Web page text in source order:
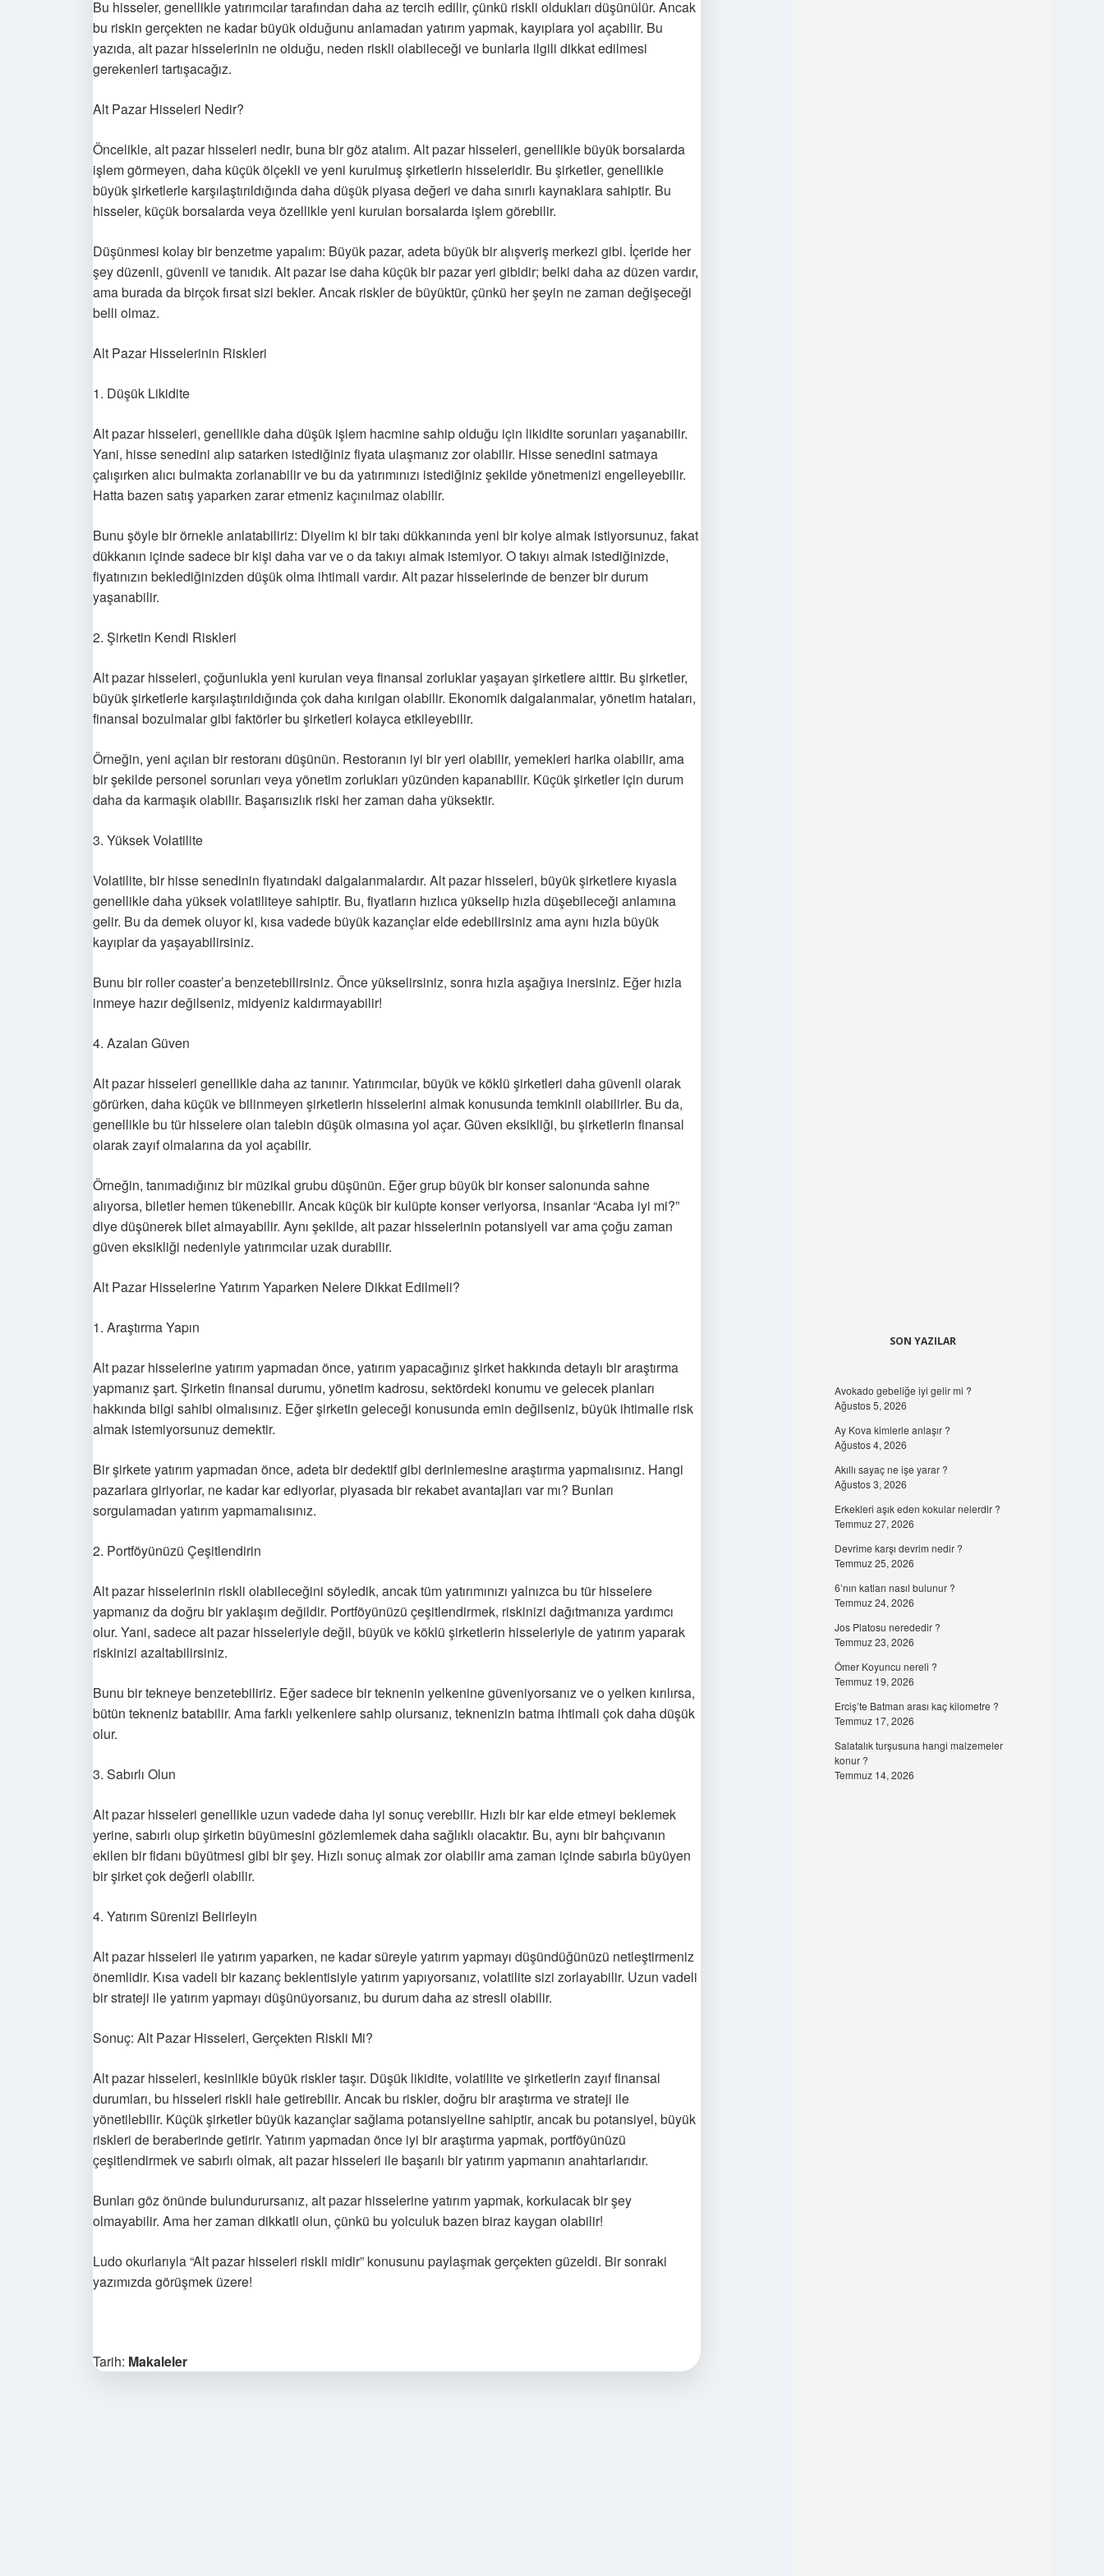
Bu hisseler, genellikle yatırımcılar tarafından daha az tercih edilir, çünkü riskli oldukları düşünülür. Ancak
bu riskin gerçekten ne kadar büyük olduğunu anlamadan yatırım yapmak, kayıplara yol açabilir. Bu
yazıda, alt pazar hisselerinin ne olduğu, neden riskli olabileceği ve bunlarla ilgili dikkat edilmesi
gerekenleri tartışacağız.
Alt Pazar Hisseleri Nedir?
Öncelikle, alt pazar hisseleri nedir, buna bir göz atalım. Alt pazar hisseleri, genellikle büyük borsalarda
işlem görmeyen, daha küçük ölçekli ve yeni kurulmuş şirketlerin hisseleridir. Bu şirketler, genellikle
büyük şirketlerle karşılaştırıldığında daha düşük piyasa değeri ve daha sınırlı kaynaklara sahiptir. Bu
hisseler, küçük borsalarda veya özellikle yeni kurulan borsalarda işlem görebilir.
Düşünmesi kolay bir benzetme yapalım: Büyük pazar, adeta büyük bir alışveriş merkezi gibi. İçeride her
şey düzenli, güvenli ve tanıdık. Alt pazar ise daha küçük bir pazar yeri gibidir; belki daha az düzen vardır,
ama burada da birçok fırsat sizi bekler. Ancak riskler de büyüktür, çünkü her şeyin ne zaman değişeceği
belli olmaz.
Alt Pazar Hisselerinin Riskleri
1. Düşük Likidite
Alt pazar hisseleri, genellikle daha düşük işlem hacmine sahip olduğu için likidite sorunları yaşanabilir.
Yani, hisse senedini alıp satarken istediğiniz fiyata ulaşmanız zor olabilir. Hisse senedini satmaya
çalışırken alıcı bulmakta zorlanabilir ve bu da yatırımınızı istediğiniz şekilde yönetmenizi engelleyebilir.
Hatta bazen satış yaparken zarar etmeniz kaçınılmaz olabilir.
Bunu şöyle bir örnekle anlatabiliriz: Diyelim ki bir takı dükkanında yeni bir kolye almak istiyorsunuz, fakat
dükkanın içinde sadece bir kişi daha var ve o da takıyı almak istemiyor. O takıyı almak istediğinizde,
fiyatınızın beklediğinizden düşük olma ihtimali vardır. Alt pazar hisselerinde de benzer bir durum
yaşanabilir.
2. Şirketin Kendi Riskleri
Alt pazar hisseleri, çoğunlukla yeni kurulan veya finansal zorluklar yaşayan şirketlere aittir. Bu şirketler,
büyük şirketlerle karşılaştırıldığında çok daha kırılgan olabilir. Ekonomik dalgalanmalar, yönetim hataları,
finansal bozulmalar gibi faktörler bu şirketleri kolayca etkileyebilir.
Örneğin, yeni açılan bir restoranı düşünün. Restoranın iyi bir yeri olabilir, yemekleri harika olabilir, ama
bir şekilde personel sorunları veya yönetim zorlukları yüzünden kapanabilir. Küçük şirketler için durum
daha da karmaşık olabilir. Başarısızlık riski her zaman daha yüksektir.
3. Yüksek Volatilite
Volatilite, bir hisse senedinin fiyatındaki dalgalanmalardır. Alt pazar hisseleri, büyük şirketlere kıyasla
genellikle daha yüksek volatiliteye sahiptir. Bu, fiyatların hızlıca yükselip hızla düşebileceği anlamına
gelir. Bu da demek oluyor ki, kısa vadede büyük kazançlar elde edebilirsiniz ama aynı hızla büyük
kayıplar da yaşayabilirsiniz.
Bunu bir roller coaster’a benzetebilirsiniz. Önce yükselirsiniz, sonra hızla aşağıya inersiniz. Eğer hızla
inmeye hazır değilseniz, midyeniz kaldırmayabilir!
4. Azalan Güven
Alt pazar hisseleri genellikle daha az tanınır. Yatırımcılar, büyük ve köklü şirketleri daha güvenli olarak
görürken, daha küçük ve bilinmeyen şirketlerin hisselerini almak konusunda temkinli olabilirler. Bu da,
genellikle bu tür hisselere olan talebin düşük olmasına yol açar. Güven eksikliği, bu şirketlerin finansal
olarak zayıf olmalarına da yol açabilir.
Örneğin, tanımadığınız bir müzikal grubu düşünün. Eğer grup büyük bir konser salonunda sahne
alıyorsa, biletler hemen tükenebilir. Ancak küçük bir kulüpte konser veriyorsa, insanlar “Acaba iyi mi?”
diye düşünerek bilet almayabilir. Aynı şekilde, alt pazar hisselerinin potansiyeli var ama çoğu zaman
güven eksikliği nedeniyle yatırımcılar uzak durabilir.
Alt Pazar Hisselerine Yatırım Yaparken Nelere Dikkat Edilmeli?
1. Araştırma Yapın
Alt pazar hisselerine yatırım yapmadan önce, yatırım yapacağınız şirket hakkında detaylı bir araştırma
yapmanız şart. Şirketin finansal durumu, yönetim kadrosu, sektördeki konumu ve gelecek planları
hakkında bilgi sahibi olmalısınız. Eğer şirketin geleceği konusunda emin değilseniz, büyük ihtimalle risk
almak istemiyorsunuz demektir.
Bir şirkete yatırım yapmadan önce, adeta bir dedektif gibi derinlemesine araştırma yapmalısınız. Hangi
pazarlara giriyorlar, ne kadar kar ediyorlar, piyasada bir rekabet avantajları var mı? Bunları
sorgulamadan yatırım yapmamalısınız.
2. Portföyünüzü Çeşitlendirin
Alt pazar hisselerinin riskli olabileceğini söyledik, ancak tüm yatırımınızı yalnızca bu tür hisselere
yapmanız da doğru bir yaklaşım değildir. Portföyünüzü çeşitlendirmek, riskinizi dağıtmanıza yardımcı
olur. Yani, sadece alt pazar hisseleriyle değil, büyük ve köklü şirketlerin hisseleriyle de yatırım yaparak
riskinizi azaltabilirsiniz.
Bunu bir tekneye benzetebiliriz. Eğer sadece bir teknenin yelkenine güveniyorsanız ve o yelken kırılırsa,
bütün tekneniz batabilir. Ama farklı yelkenlere sahip olursanız, teknenizin batma ihtimali çok daha düşük
olur.
3. Sabırlı Olun
Alt pazar hisseleri genellikle uzun vadede daha iyi sonuç verebilir. Hızlı bir kar elde etmeyi beklemek
yerine, sabırlı olup şirketin büyümesini gözlemlemek daha sağlıklı olacaktır. Bu, aynı bir bahçıvanın
ekilen bir fidanı büyütmesi gibi bir şey. Hızlı sonuç almak zor olabilir ama zaman içinde sabırla büyüyen
bir şirket çok değerli olabilir.
4. Yatırım Sürenizi Belirleyin
Alt pazar hisseleri ile yatırım yaparken, ne kadar süreyle yatırım yapmayı düşündüğünüzü netleştirmeniz
önemlidir. Kısa vadeli bir kazanç beklentisiyle yatırım yapıyorsanız, volatilite sizi zorlayabilir. Uzun vadeli
bir strateji ile yatırım yapmayı düşünüyorsanız, bu durum daha az stresli olabilir.
Sonuç: Alt Pazar Hisseleri, Gerçekten Riskli Mi?
Alt pazar hisseleri, kesinlikle büyük riskler taşır. Düşük likidite, volatilite ve şirketlerin zayıf finansal
durumları, bu hisseleri riskli hale getirebilir. Ancak bu riskler, doğru bir araştırma ve strateji ile
yönetilebilir. Küçük şirketler büyük kazançlar sağlama potansiyeline sahiptir, ancak bu potansiyel, büyük
riskleri de beraberinde getirir. Yatırım yapmadan önce iyi bir araştırma yapmak, portföyünüzü
çeşitlendirmek ve sabırlı olmak, alt pazar hisseleri ile başarılı bir yatırım yapmanın anahtarlarıdır.
Bunları göz önünde bulundurursanız, alt pazar hisselerine yatırım yapmak, korkulacak bir şey
olmayabilir. Ama her zaman dikkatli olun, çünkü bu yolculuk bazen biraz kaygan olabilir!
Ludo okurlarıyla “Alt pazar hisseleri riskli midir” konusunu paylaşmak gerçekten güzeldi. Bir sonraki
yazımızda görüşmek üzere!
Tarih: Makaleler
SON YAZILAR
Avokado gebeliğe iyi gelir mi ?
Ağustos 5, 2026
Ay Kova kimlerle anlaşır ?
Ağustos 4, 2026
Akıllı sayaç ne işe yarar ?
Ağustos 3, 2026
Erkekleri aşık eden kokular nelerdir ?
Temmuz 27, 2026
Devrime karşı devrim nedir ?
Temmuz 25, 2026
6’nın katları nasıl bulunur ?
Temmuz 24, 2026
Jos Platosu nerededir ?
Temmuz 23, 2026
Ömer Koyuncu nereli ?
Temmuz 19, 2026
Erciş’te Batman arası kaç kilometre ?
Temmuz 17, 2026
Salatalık turşusuna hangi malzemeler
konur ?
Temmuz 14, 2026